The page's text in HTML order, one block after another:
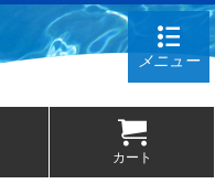
カート
メニュー